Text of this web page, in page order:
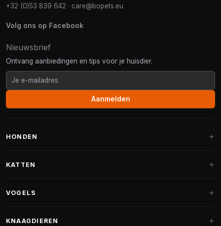
+32 (0)53 839 642 · care@bopets.eu
Volg ons op Facebook
Nieuwsbrief
Ontvang aanbiedingen en tips voor je huisdier.
Aanmelden
HONDEN
Fantail hondenmanden
KATTEN
Krabpalen voor Maine Coon
VOGELS
KNAAGDIEREN